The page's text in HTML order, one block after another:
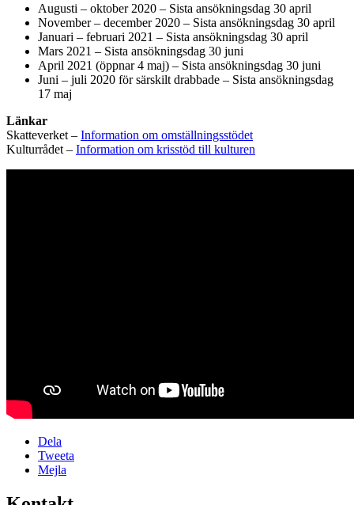
Augusti – oktober 2020 – Sista ansökningsdag 30 april
November – december 2020 – Sista ansökningsdag 30 april
Januari – februari 2021 – Sista ansökningsdag 30 april
Mars 2021 – Sista ansökningsdag 30 juni
April 2021 (öppnar 4 maj) – Sista ansökningsdag 30 juni
Juni – juli 2020 för särskilt drabbade – Sista ansökningsdag
17 maj
Länkar
Skatteverket – Information om omställningsstödet
Kulturrådet – Information om krisstöd till kulturen
Dela
Tweeta
Mejla